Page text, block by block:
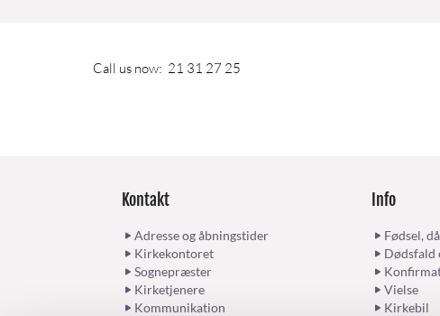
Call us now: 21 31 27 25
Kontakt
Adresse og åbningstider
Kirkekontoret
Sognepræster
Kirketjenere
Kommunikation
Info
Fødsel,
Dødsfald
Vielse
Kirkebil